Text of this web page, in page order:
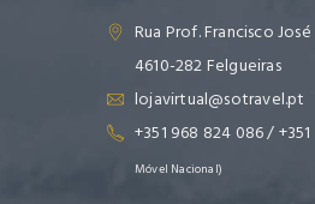
Rua Prof. Francisco
4610-282 Felgueiras
lojavirtual@sotravel.pt
+351 968 824 086 / +351
Móvel Nacional)